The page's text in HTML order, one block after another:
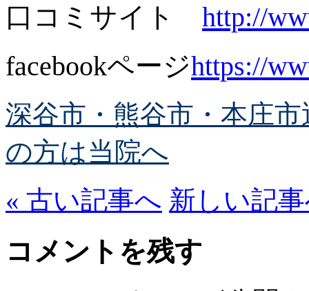
口コミサイト http://
facebookページhttps://
深谷市・熊谷市・本庄
の方は当院へ
« 古い記事へ 新しい記
コメントを残す